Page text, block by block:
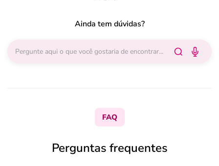
Ainda tem dúvidas?
FAQ
Perguntas frequentes